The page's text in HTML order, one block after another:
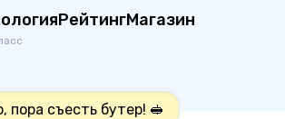
РейтингМагазин
пора съесть бутер! 🥪